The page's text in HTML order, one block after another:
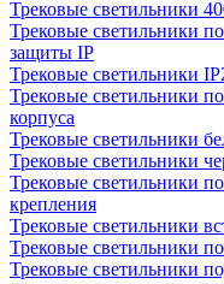
Трековые светильники
Трековые светильники
защиты IP
Трековые светильники
Трековые светильники
корпуса
Трековые светильники
Трековые светильники
Трековые светильники
крепления
Трековые светильники
Трековые светильники
Трековые светильники